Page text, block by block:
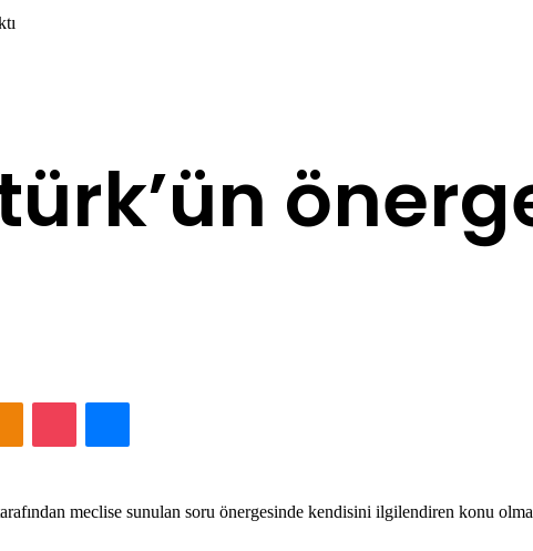
Odnoklassniki
Pocket Messenger
meclise sunulan soru önergesinde kendisini ilgilendiren konu